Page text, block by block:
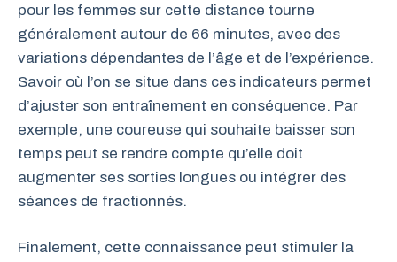
pour les femmes sur cette distance tourne
généralement autour de 66 minutes, avec des
variations dépendantes de l’âge et de l’expérience.
Savoir où l’on se situe dans ces indicateurs permet
d’ajuster son entraînement en conséquence. Par
exemple, une coureuse qui souhaite baisser son
temps peut se rendre compte qu’elle doit
augmenter ses sorties longues ou intégrer des
séances de fractionnés.
Finalement, cette connaissance peut stimuler la